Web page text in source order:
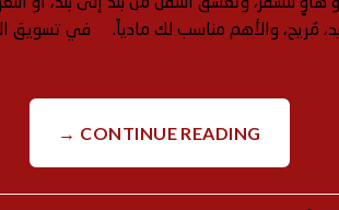
مُريح، والأهم مناسب لك مادياً. في تسويق
CONTINUE READING
→